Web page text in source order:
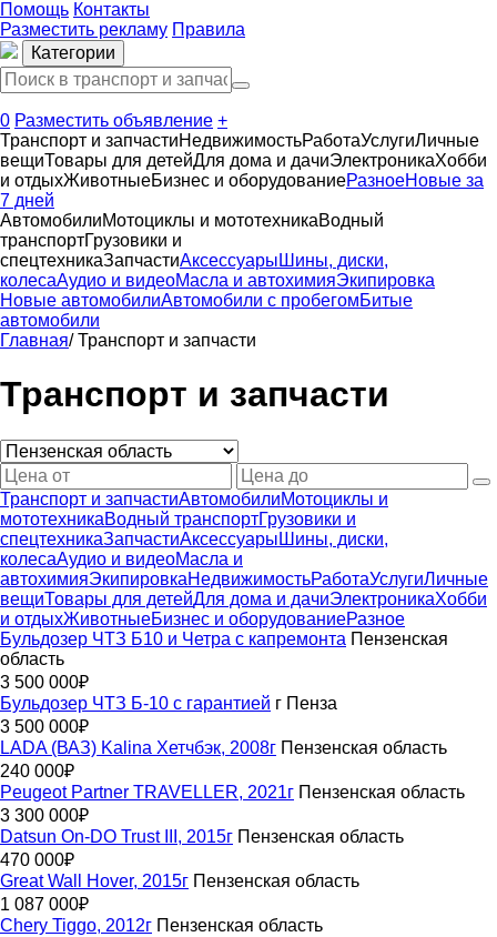
Помощь Контакты
Разместить рекламу Правила
Категории
0 Разместить объявление +
Транспорт и запчастиНедвижимостьРаботаУслугиЛичные
вещиТовары для детейДля дома и дачиЭлектроникаХобби
и отдыхЖивотныеБизнес и оборудованиеРазноеНовые за
7 дней
АвтомобилиМотоциклы и мототехникаВодный
транспортГрузовики и
спецтехникаЗапчастиАксессуары Шины, диски,
колесаАудио и видеоМасла и автохимияЭкипировка
Новые автомобилиАвтомобили с пробегомБитые
автомобили
Главная/ Транспорт и запчасти
Транспорт и запчасти
Транспорт и запчастиАвтомобилиМотоциклы и
мототехникаВодный транспортГрузовики и
спецтехникаЗапчастиАксессуары Шины, диски,
колесаАудио и видеоМасла и
автохимияЭкипировкаНедвижимостьРаботаУслугиЛичные
вещиТовары для детейДля дома и дачиЭлектроникаХобби
и отдыхЖивотныеБизнес и оборудованиеРазное
Бульдозер ЧТЗ Б10 и Четра с капремонта Пензенская
область
3 500 000₽
Бульдозер ЧТЗ Б-10 с гарантией г Пенза
3 500 000₽
LADA (ВАЗ) Kalina Хетчбэк, 2008г Пензенская область
240 000₽
Peugeot Partner TRAVELLER, 2021г Пензенская область
3 300 000₽
Datsun On-DO Trust III, 2015г Пензенская область
470 000₽
Great Wall Hover, 2015г Пензенская область
1 087 000₽
Chery Tiggo, 2012г Пензенская область